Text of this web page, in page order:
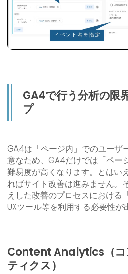
GA4で行う分析の限
プ
GA4は「ページ内」でのユーザ
意なため、GA4だけでは「ペー
難易度が高くなります。とはい
ればサイト改善は進みません。
えした改善のプロセスにおける
UXツール等を利用する必要性が
Content Analytics（コ
ティクス）